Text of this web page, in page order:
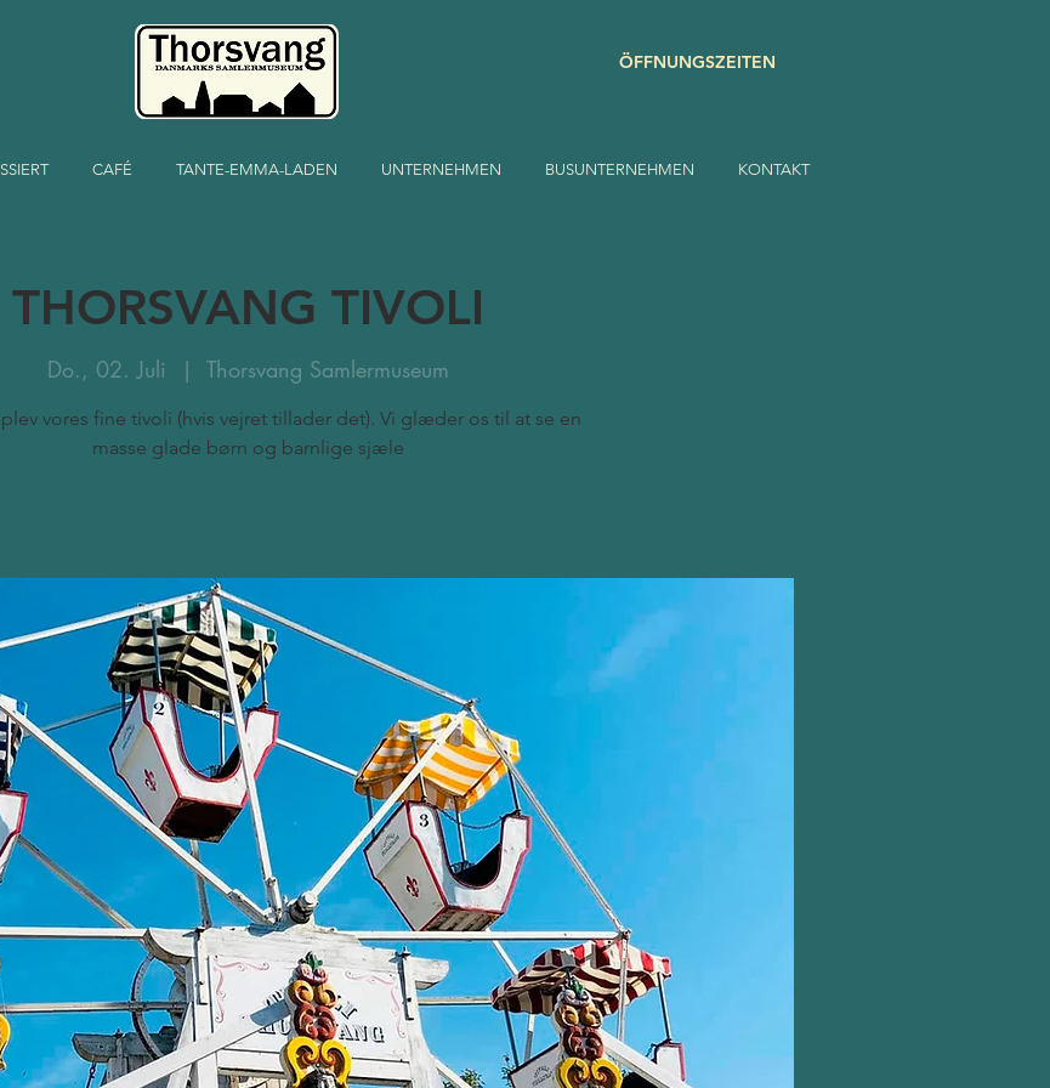
ÖFFNUNGSZEITEN
CAFÉ TANTE-EMMA-LADEN UNTERNEHMEN BUSUNTERNEHMEN KONTAKT
THORSVANG TIVOLI
Do., 02. Juli
  |
Thorsvang Samlermuseum
vores fine tivoli (hvis vejret tillader det). Vi glæder os til at se en
masse glade børn og barnlige sjæle